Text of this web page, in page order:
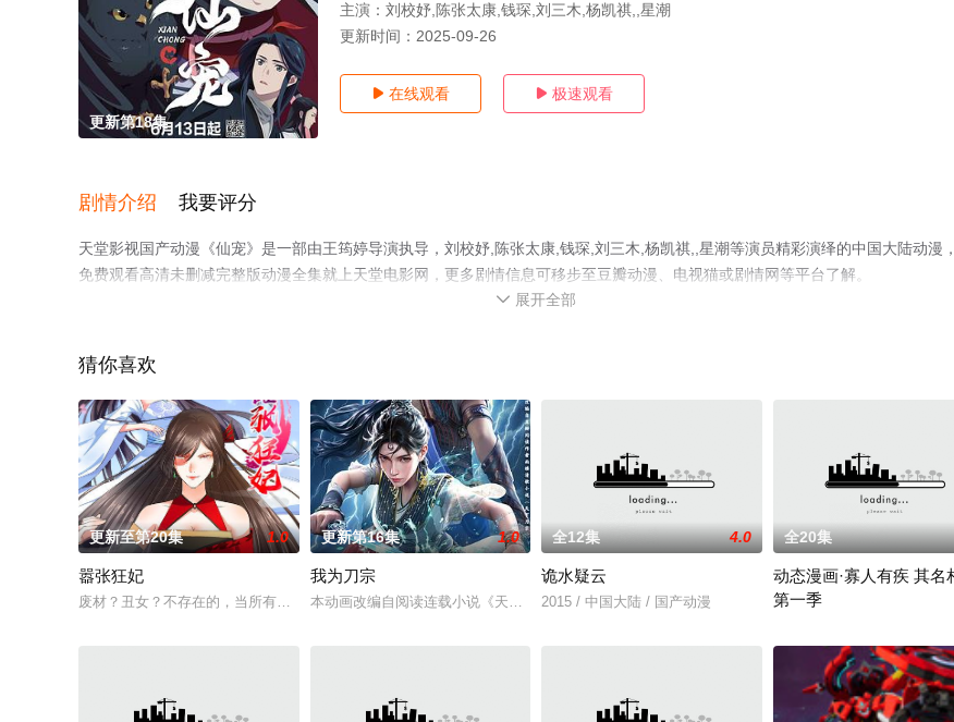
更新第18集
主演： 刘校妤,陈张太康,钱琛,刘三木,杨凯祺,,星潮
更新时间： 2025-09-26
 在线观看  极速观看
剧情介绍 我要评分
天堂影视国产动漫《仙宠》是一部由王筠婷导演执导，刘校妤,陈张太康,钱琛,刘三木,杨凯祺,,星潮等演员精彩演绎的中国大陆动漫
免费观看高清未删减完整版动漫全集就上天堂电影网，更多剧情信息可移步至豆瓣动漫、电视猫或剧情网等平台了解。
 展开全部
猜你喜欢
更新至第20集 1.0
嚣张狂妃
废材？丑女？不存在的，当所有人投以不屑与嘲讽的目光时，谁能料到，一个病怏怏的文弱少女的身体里，竟然装着一颗绝世仙尊的灵魂，
更新第16集 1.0
我为刀宗
本动画改编自阅读连载小说《天下刀宗》，作者雨楼清歌。一场江湖阴谋之中，武林至尊刀宗被杀，各
全12集 4.0
诡水疑云
2015 / 中国大陆 / 国产动漫
全20集
动态漫画·寡人有疾 其名
第一季
玉珥只是想把自己嫁出去